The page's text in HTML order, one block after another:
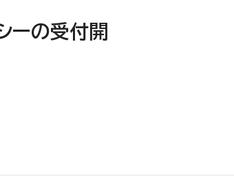
ーの受付開